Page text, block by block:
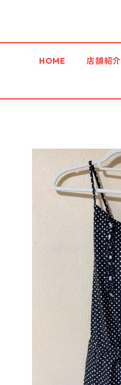
HOME 店舗紹介